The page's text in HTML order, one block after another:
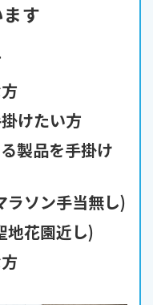
す
けたい方
製品を手掛け
ラソン手当無し)
地花園近し)